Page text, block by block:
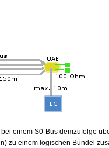
einem S0-Bus demzufolge
zu einem logischen Bündel